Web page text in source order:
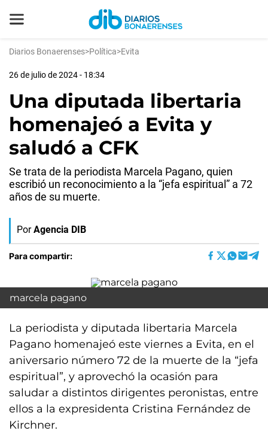
Diarios Bonaerenses>Política>Evita
26 de julio de 2024 - 18:34
Una diputada libertaria
homenajeó a Evita y
saludó a CFK
Se trata de la periodista Marcela Pagano, quien
escribió un reconocimiento a la “jefa espiritual” a 72
años de su muerte.
Por Agencia DIB
Para compartir:
marcela pagano
La periodista y diputada libertaria Marcela
Pagano homenajeó este viernes a Evita, en el
aniversario número 72 de la muerte de la “jefa
espiritual”, y aprovechó la ocasión para
saludar a distintos dirigentes peronistas, entre
ellos a la expresidenta Cristina Fernández de
Kirchner.